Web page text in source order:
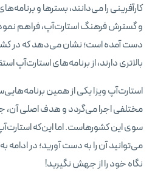
کارآفرینی را می‌دانند، بسترها و
و گسترش فرهنگ استارت‌آپ، فراهم
دست آمده‌ است؛ نشان می‌دهد که در
بالاتری دارند، از برنامه‌های استارت‌آپ
استارت‌آپ ویزا یکی از همین
مختلفی اجرا می‌گردد و هدف اصلی آن،
سوی این کشورهاست. اما این‌که
می‌توانید آن را به دست آورید؛ در
نگاه خود را از جهش نگیرید!